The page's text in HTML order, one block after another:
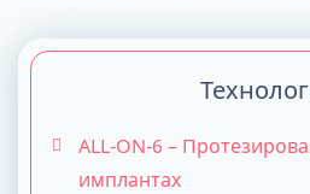
ALL-ON-6 –
имплантах